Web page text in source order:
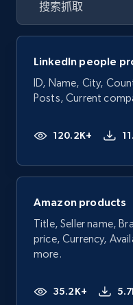
LinkedIn people
ID, Name, City,
Posts, Current
120.2K+
Amazon products
Title, Seller name,
price, Currency,
more.
35.2K+